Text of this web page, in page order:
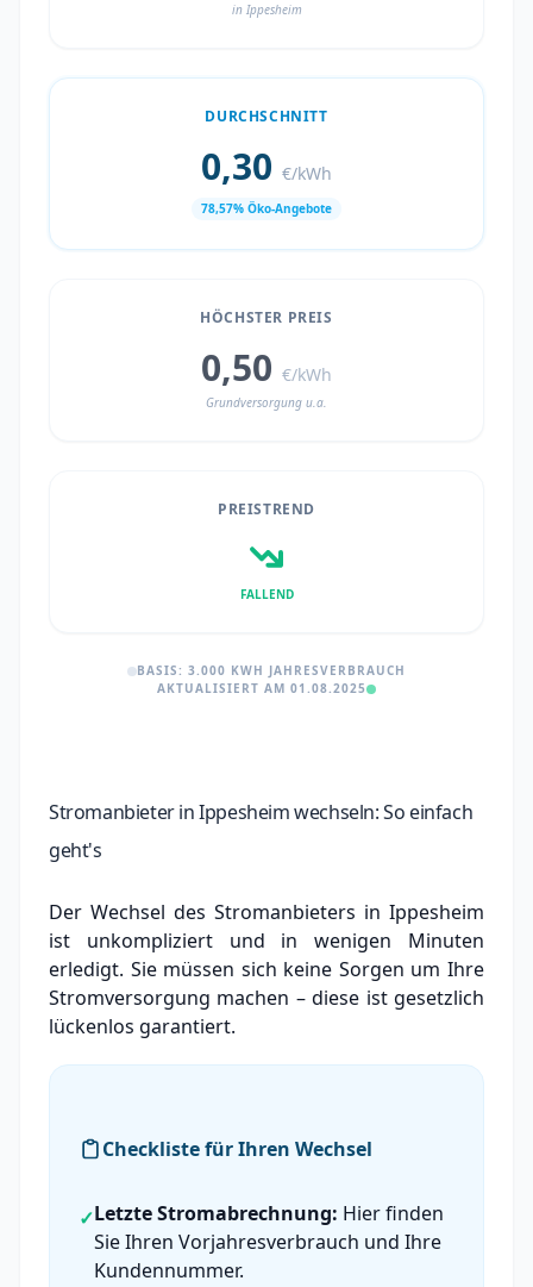
in Ippesheim
DURCHSCHNITT
0,30 €/kWh
78,57% Öko-Angebote
HÖCHSTER PREIS
0,50 €/kWh
Grundversorgung u.a.
PREISTREND
FALLEND
BASIS: 3.000 KWH JAHRESVERBRAUCH
AKTUALISIERT AM 01.08.2025
Stromanbieter in Ippesheim wechseln: So einfach
geht's
Der Wechsel des Stromanbieters in Ippesheim
ist unkompliziert und in wenigen Minuten
erledigt. Sie müssen sich keine Sorgen um Ihre
Stromversorgung machen – diese ist gesetzlich
lückenlos garantiert.
Checkliste für Ihren Wechsel
✓Letzte Stromabrechnung: Hier finden
Sie Ihren Vorjahresverbrauch und Ihre
Kundennummer.